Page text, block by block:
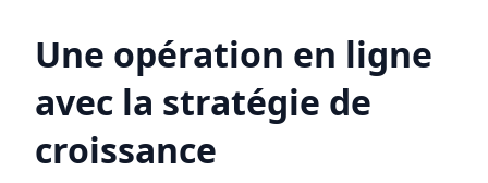
Une opération en ligne
avec la stratégie de
croissance